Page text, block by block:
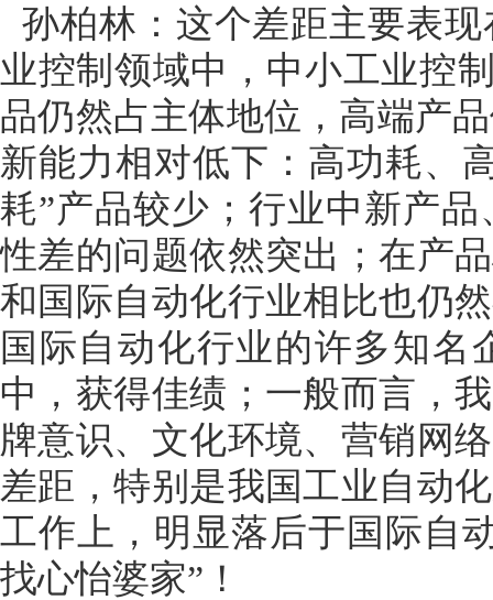
孙柏林：这个差距主要表
业控制领域中，中小工业控
品仍然占主体地位，高端产
新能力相对低下：高功耗、
耗”产品较少；行业中新产
性差的问题依然突出；在产
和国际自动化行业相比也仍
国际自动化行业的许多知名
中，获得佳绩；一般而言，
牌意识、文化环境、营销网
差距，特别是我国工业自动
工作上，明显落后于国际自
找心怡婆家”！